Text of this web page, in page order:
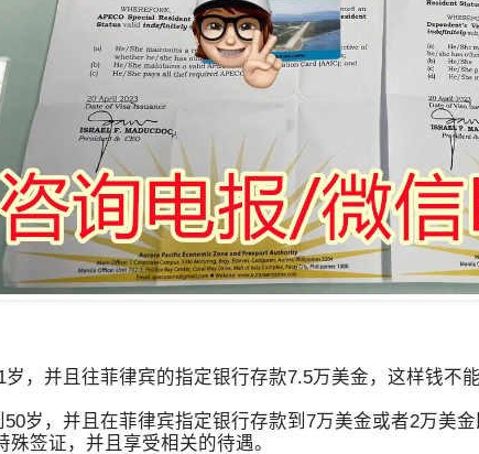
，并且往菲律宾的指定银行存款7.5万美金，这样钱不
岁，并且在菲律宾指定银行存款到7万美金或者2万美
签证，并且享受相关的待遇。